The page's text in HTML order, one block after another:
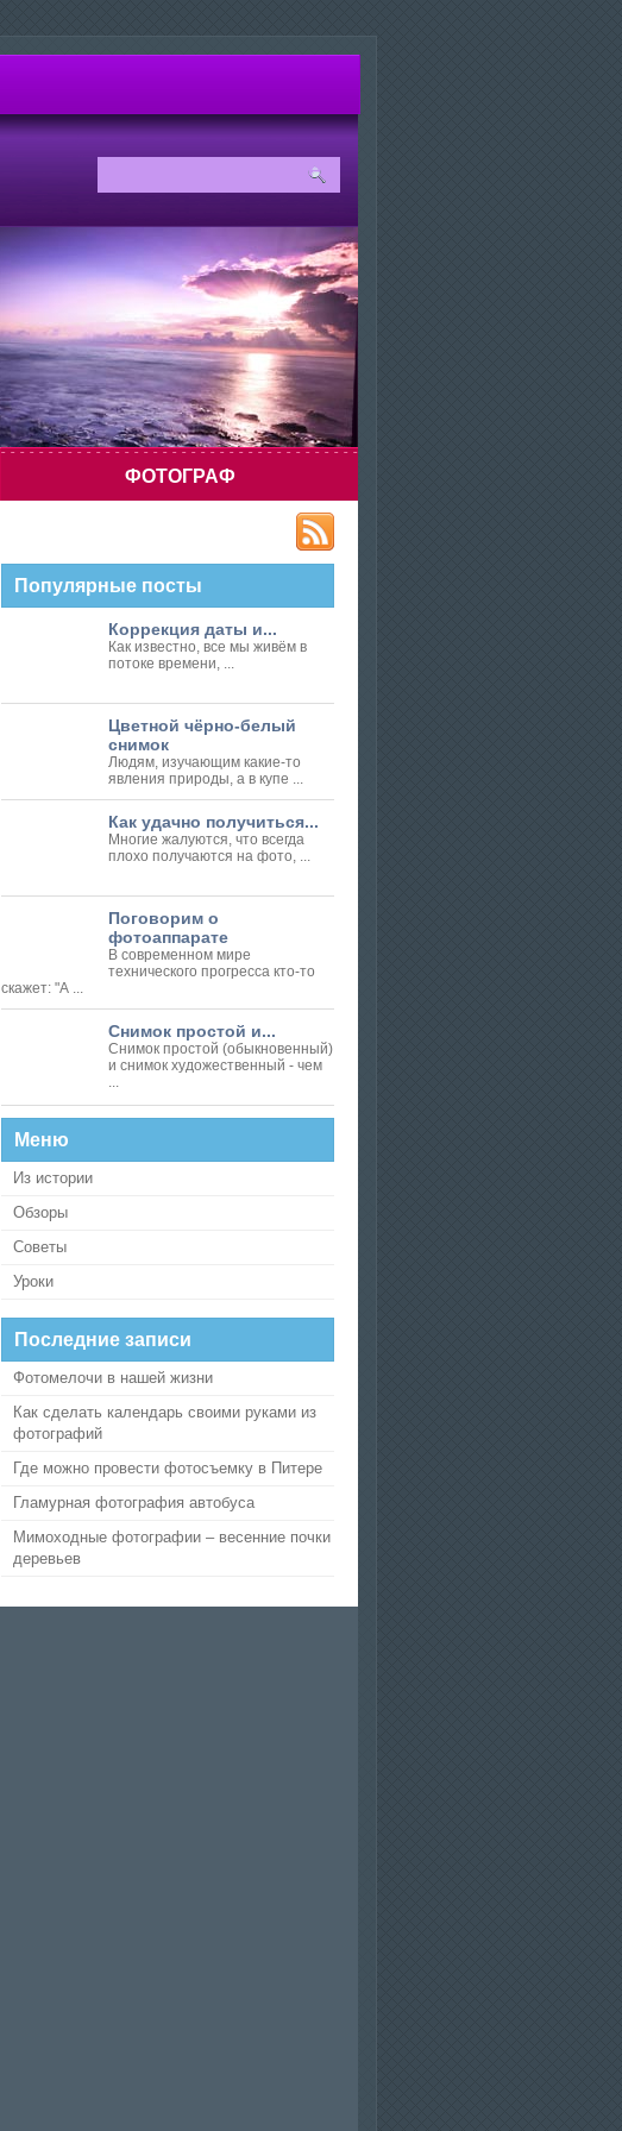
ФОТОГРАФ
Самый дорогой и навороченный фотоаппарат
не заменит и не даст навыков мастерства!
Иными словами: фотокамера не спасёт, если
руки растут неправильно, око не видит, а
мозг спит... Настоящий мастер учится всю
Популярные посты
Коррекция даты и...
Как известно, все мы живём в
потоке времени, ...
Цветной чёрно-белый
снимок
Людям, изучающим какие-то
явления природы, а в купе ...
Как удачно получиться...
Многие жалуются, что всегда
плохо получаются на фото, ...
Поговорим о
фотоаппарате
В современном мире
технического прогресса кто-то
скажет: "А ...
Снимок простой и...
Снимок простой (обыкновенный)
и снимок художественный - чем
...
Меню
Из истории
Обзоры
Советы
Уроки
Последние записи
Фотомелочи в нашей жизни
Как сделать календарь своими руками из
фотографий
Где можно провести фотосъемку в Питере
Гламурная фотография автобуса
Мимоходные фотографии – весенние почки
деревьев